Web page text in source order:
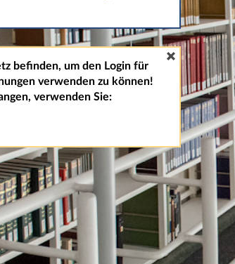
befinden, um den Login für
verwenden zu können!
verwenden Sie: